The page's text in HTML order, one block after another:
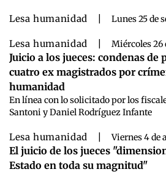
Lesa humanidad Lunes 25 de
Lesa humanidad Miércoles 26
Juicio a los jueces: condenas de
cuatro ex magistrados por
humanidad
En línea con lo solicitado por los
Santoni y Daniel Rodríguez Infante
Lesa humanidad Viernes 4 de
El juicio de los jueces
Estado en toda su magnitud"